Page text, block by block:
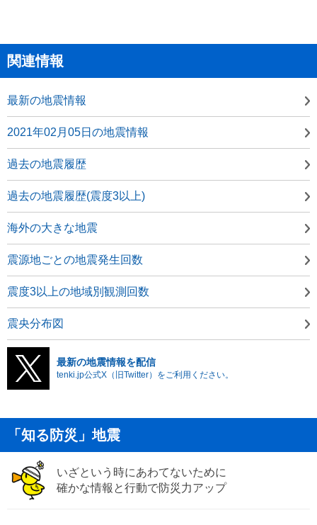
関連情報
最新の地震情報
2021年02月05日の地震情報
過去の地震履歴
過去の地震履歴(震度3以上)
海外の大きな地震
震源地ごとの地震発生回数
震度3以上の地域別観測回数
震央分布図
最新の地震情報を配信
tenki.jp公式X（旧Twitter）をご利用ください。
「知る防災」地震
いざという時にあわてないために
確かな情報と行動で防災力アップ